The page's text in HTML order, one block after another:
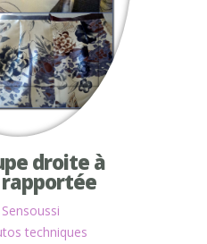
droite à
Sensoussi
techniques